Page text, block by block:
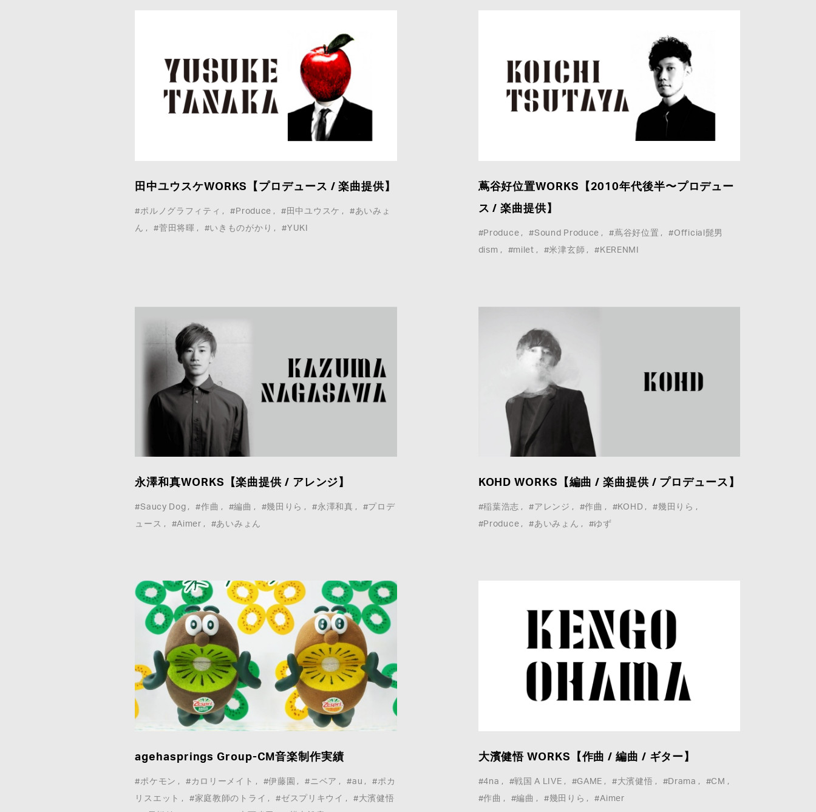
田中ユウスケWORKS【プロデュース / 楽曲提供】
#ポルノグラフィティ #Produce #田中ユウスケ
#あいみょ
ん
#菅田将暉 #いきものがかり #YUKI
蔦谷好位置WORKS【2010年代後半〜プロデュー
ス / 楽曲提供】
#Produce #Sound Produce #蔦谷好位置
#Official髭男
dism
#milet #米津玄師 #KERENMI
永澤和真WORKS【楽曲提供 / アレンジ】
#Saucy Dog #作曲 #編曲 #幾田りら #永澤和真
#プロデ
ュース
#Aimer #あいみょん
KOHD WORKS【編曲 / 楽曲提供 / プロデュース】
#稲葉浩志 #アレンジ #作曲 #KOHD
#幾田りら
#Produce
#あいみょん #ゆず
agehasprings Group-CM音楽制作実績
#ポケモン #カロリーメイト #伊藤園 #ニベア #au
#ポカ
リスエット
#家庭教師のトライ #ゼスプリキウイ
#大濱健悟
大濱健悟 WORKS【作曲 / 編曲 / ギター】
#4na #戦国 A LIVE #GAME #大濱健悟 #Drama
#CM
#作曲
#編曲 #幾田りら #Aimer